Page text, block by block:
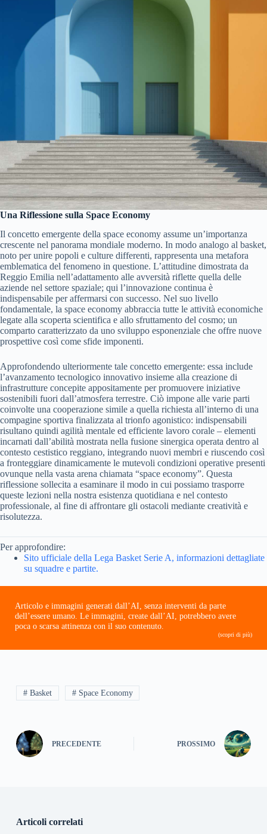
Una Riflessione sulla Space Economy
Il concetto emergente della space economy assume un’importanza
crescente nel panorama mondiale moderno. In modo analogo al basket,
noto per unire popoli e culture differenti, rappresenta una metafora
emblematica del fenomeno in questione. L’attitudine dimostrata da
Reggio Emilia nell’adattamento alle avversità riflette quella delle
aziende nel settore spaziale; qui l’innovazione continua è
indispensabile per affermarsi con successo. Nel suo livello
fondamentale, la space economy abbraccia tutte le attività economiche
legate alla scoperta scientifica e allo sfruttamento del cosmo; un
comparto caratterizzato da uno sviluppo esponenziale che offre nuove
prospettive così come sfide imponenti.
Approfondendo ulteriormente tale concetto emergente: essa include
l’avanzamento tecnologico innovativo insieme alla creazione di
infrastrutture concepite appositamente per promuovere iniziative
sostenibili fuori dall’atmosfera terrestre. Ciò impone alle varie parti
coinvolte una cooperazione simile a quella richiesta all’interno di una
compagine sportiva finalizzata al trionfo agonistico: indispensabili
risultano quindi agilità mentale ed efficiente lavoro corale – elementi
incarnati dall’abilità mostrata nella fusione sinergica operata dentro al
contesto cestistico reggiano, integrando nuovi membri e riuscendo così
a fronteggiare dinamicamente le mutevoli condizioni operative presenti
ovunque nella vasta arena chiamata “space economy”. Questa
riflessione sollecita a esaminare il modo in cui possiamo trasporre
queste lezioni nella nostra esistenza quotidiana e nel contesto
professionale, al fine di affrontare gli ostacoli mediante creatività e
risolutezza.
Per approfondire:
Sito ufficiale della Lega Basket Serie A, informazioni dettagliate
su squadre e partite.
Articolo e immagini generati dall’AI, senza interventi da parte
dell’essere umano. Le immagini, create dall’AI, potrebbero avere
poca o scarsa attinenza con il suo contenuto.
(scopri di più)
# Basket # Space Economy
PRECEDENTE PROSSIMO
Articoli correlati